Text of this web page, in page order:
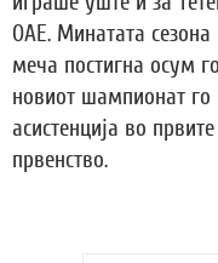
ОАЕ. Минатата
меча постигна осум
новиот шампионат
асистенција во
првенство.